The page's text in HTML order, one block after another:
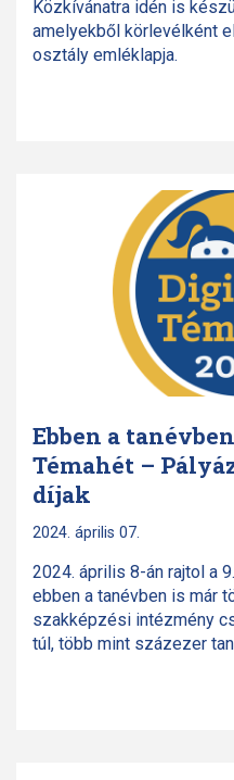
Közkívánatra idén is
amelyekből körlevélként
osztály emléklapja.
Ebben a
Témahét –
díjak
2024. április 07.
2024. április 8-án rajtol a
ebben a tanévben is már
szakképzési intézmény
túl, több mint százezer